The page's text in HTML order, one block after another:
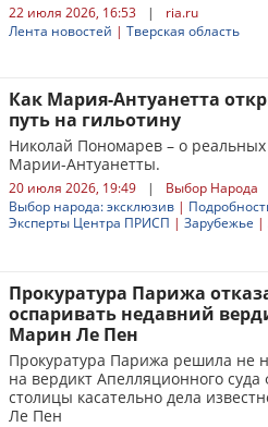
22 июля 2026, 16:53 |
ria.ru
Лента новостей | Тверская область
Как Мария-Антуанетта
путь на гильотину
Николай Пономарев – о
Марии-Антуанетты.
20 июля 2026, 19:49 |
Выбор Народа
Выбор народа: эксклюзив |
Эксперты Центра ПРИСП | Зарубежье |
Прокуратура Парижа
оспаривать недавний
Марин Ле Пен
Прокуратура Парижа решила не
на вердикт Апелляционного суда
столицы касательно дела
Ле Пен